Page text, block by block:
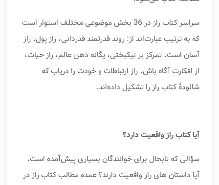
سراسر کتاب راز در 36 بخش موضوعی مختلف استوار است
که به ترتیب عبارت‌اند از: روند قدرتمند قدردانی، راز پول، راز
آسان است، تمرکز بر نیکبختی، یگانه ذهن عالم، راز حیات،
از افکارت آگاه باش، راز ارتباطات و خودت را دریاب که
شالودۀ کتاب راز را تشکیل داده‌اند.
آیا کتاب راز واقعیت دارد؟
سؤالی که تابحال برای خوانندگان بسیاری پیش‌آمده است،
آیا داستان های راز واقعیت دارند؟ عمده مطالب کتاب راز در